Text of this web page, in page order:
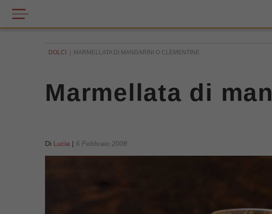
DOLCI MARMELLATA DI MANDARINI O CLEMENTINE
Marmellata di
Di Lucia | 6 Febbraio 2008